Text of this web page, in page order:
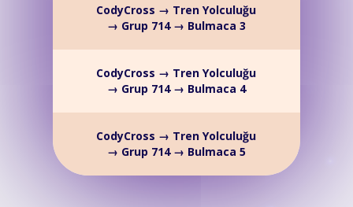
CodyCross → Tren Yolculuğu
→ Grup 714 → Bulmaca 3
CodyCross → Tren Yolculuğu
→ Grup 714 → Bulmaca 4
CodyCross → Tren Yolculuğu
→ Grup 714 → Bulmaca 5